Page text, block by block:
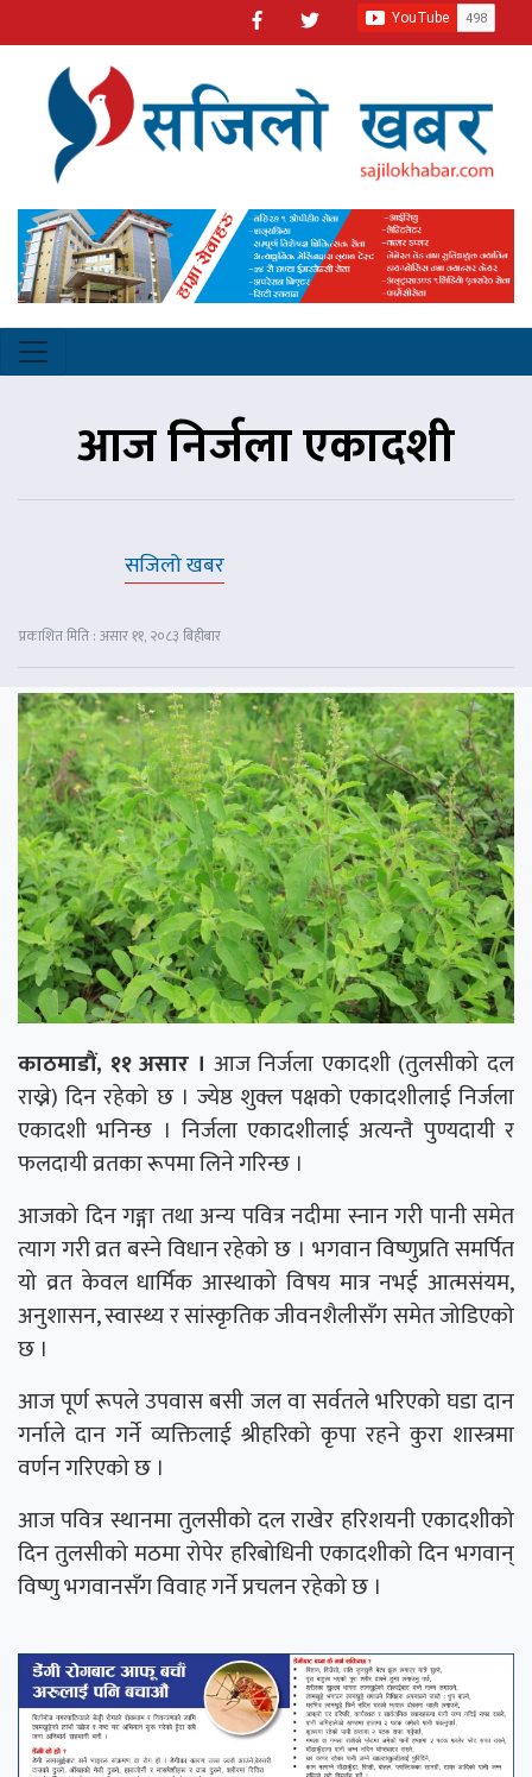
आज निर्जला एकादशी
सजिलो खबर
प्रकाशित मिति : असार ११, २०८३ बिहीबार
काठमाडौं, ११ असार । आज निर्जला एकादशी (तुलसीको दल
राख्ने) दिन रहेको छ । ज्येष्ठ शुक्ल पक्षको एकादशीलाई निर्जला
एकादशी भनिन्छ । निर्जला एकादशीलाई अत्यन्तै पुण्यदायी र
फलदायी व्रतका रूपमा लिने गरिन्छ ।
आजको दिन गङ्गा तथा अन्य पवित्र नदीमा स्नान गरी पानी समेत
त्याग गरी व्रत बस्ने विधान रहेको छ । भगवान विष्णुप्रति समर्पित
यो व्रत केवल धार्मिक आस्थाको विषय मात्र नभई आत्मसंयम,
अनुशासन, स्वास्थ्य र सांस्कृतिक जीवनशैलीसँग समेत जोडिएको
छ ।
आज पूर्ण रूपले उपवास बसी जल वा सर्वतले भरिएको घडा दान
गर्नाले दान गर्ने व्यक्तिलाई श्रीहरिको कृपा रहने कुरा शास्त्रमा
वर्णन गरिएको छ ।
आज पवित्र स्थानमा तुलसीको दल राखेर हरिशयनी एकादशीको
दिन तुलसीको मठमा रोपेर हरिबोधिनी एकादशीको दिन भगवान्
विष्णु भगवानसँग विवाह गर्ने प्रचलन रहेको छ ।